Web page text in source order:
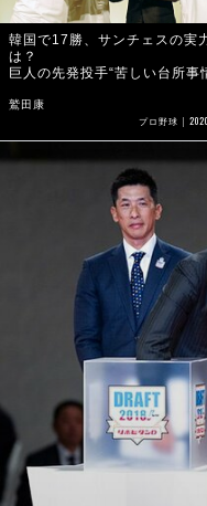
韓国で17勝、サンチェスの実
は？
巨人の先発投手“苦しい台所事
鷲田康
プロ野球